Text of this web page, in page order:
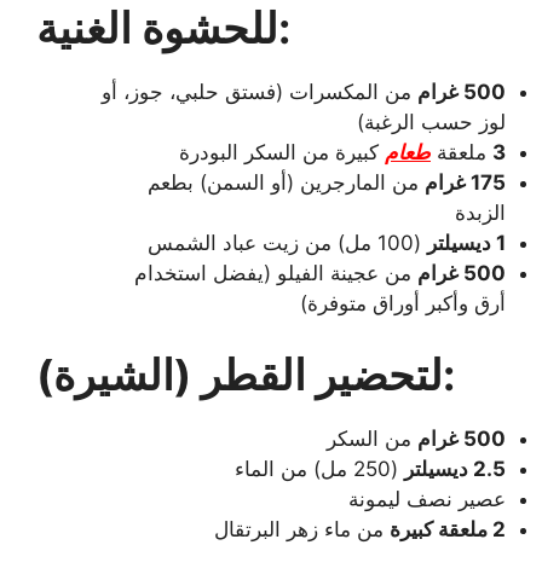
للحشوة الغنية:
500 غرام
من المكسرات (فستق حلبي، جوز، أو
لوز حسب الرغبة)
3 ملعقة طعام كبيرة من السكر البودرة
175 غرام
من المارجرين (أو السمن) بطعم
الزبدة
1 ديسيلتر
(100 مل) من زيت عباد الشمس
500 غرام
من عجينة الفيلو (يفضل استخدام
أرق وأكبر أوراق متوفرة)
لتحضير القطر (الشيرة):
500 غرام
من السكر
2.5 ديسيلتر
(250 مل) من الماء
عصير نصف ليمونة
2 ملعقة كبيرة
من ماء زهر البرتقال